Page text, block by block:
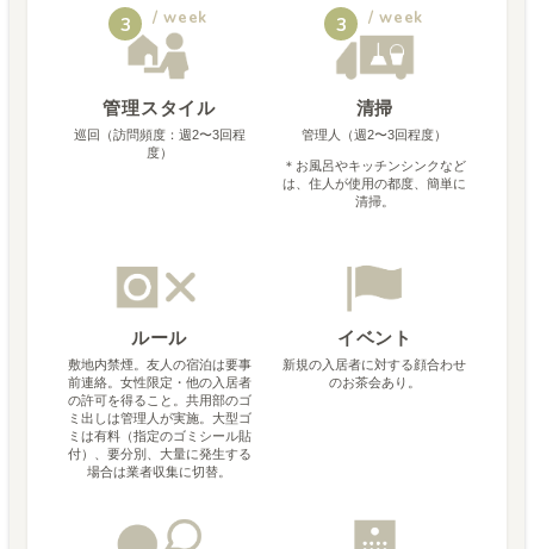
3 / week
管理スタイル
巡回（訪問頻度：週2〜3回程
度）
3 / week
清掃
管理人（週2〜3回程度）
＊ お風呂やキッチンシンクなど
は、住人が使用の都度、簡単に
清掃。
ルール
敷地内禁煙。友人の宿泊は要事
前連絡。女性限定・他の入居者
の許可を得ること。共用部のゴ
ミ出しは管理人が実施。大型ゴ
ミは有料（指定のゴミシール貼
付）、要分別、大量に発生する
場合は業者収集に切替。
イベント
新規の入居者に対する顔合わせ
のお茶会あり。